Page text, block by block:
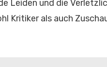
Leiden und die
Kritiker als auch